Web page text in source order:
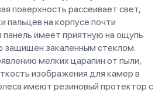
поверхность рассеивает свет,
пальцев на корпусе почти
имеет приятную на ощупь
защищен закаленным стеклом.
мелких царапин от пыли,
изображения для камер в
имеют резиновый протектор с